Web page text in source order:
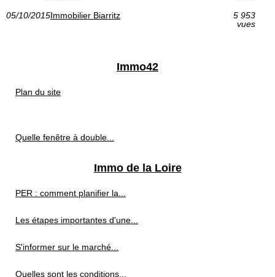
05/10/2015Immobilier Biarritz
5 953
vues
Immo42
Plan du site
Quelle fenêtre à double...
Immo de la Loire
PER : comment planifier la...
Les étapes importantes d'une...
S'informer sur le marché...
Quelles sont les conditions...